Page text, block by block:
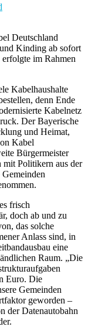
Deutschland
Kinding ab sofort
im Rahmen
Kabelhaushalte
denn Ende
Kabelnetz
Der Bayerische
und Heimat,
Kabel
Bürgermeister
mit Politikern aus der
frisch
doch ab und zu
das solche
Anlass sind, in
eine
Raum. „Die
Euro. Die
Gemeinden
geworden –
der Datenautobahn